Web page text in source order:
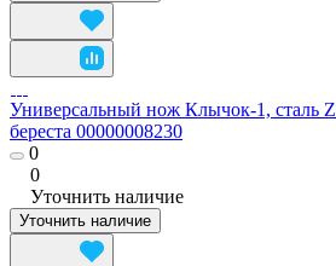
Универсальный нож Клычок-1, сталь
береста 00000008230
0
0
Уточнить наличие
Уточнить наличие